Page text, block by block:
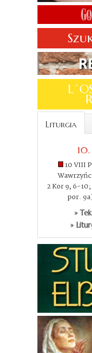
Liturgia
10 VIII
2 Kor 9, 6-
por.
»
»